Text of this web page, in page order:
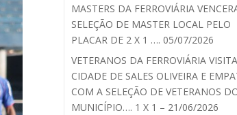
MASTERS DA FERROVIÁRIA
SELEÇÃO DE MASTER LOCAL PELO
PLACAR DE 2 X 1 …. 05/07/2026
VETERANOS DA FERROVIÁRIA
CIDADE DE SALES OLIVEIRA E
COM A SELEÇÃO DE VETERANOS
MUNICÍPIO…. 1 X 1 – 21/06/2026